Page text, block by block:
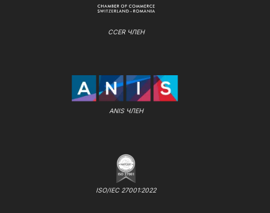
CCER ЧЛЕН
ANIS ЧЛЕН
ISO/IEC 27001:2022